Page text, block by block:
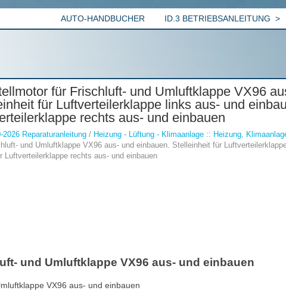
AUTO-HANDBUCHER ID.3 BETRIEBSANLEITUNG
für Frischluft- und Umluftklappe VX96
für Luftverteilerklappe links aus- und
rechts aus- und einbauen
Reparaturanleitung / Heizung - Lüftung - Klimaanlage :: Heizung,
und Umluftklappe VX96 aus- und einbauen. Stelleinheit für
Luftverteilerklappe rechts aus- und einbauen
und Umluftklappe VX96 aus- und einbauen
VX96 aus- und einbauen